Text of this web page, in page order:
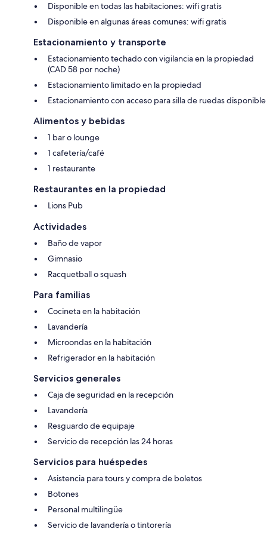
Disponible en todas las habitaciones: wifi gratis
Disponible en algunas áreas comunes: wifi gratis
Estacionamiento y transporte
Estacionamiento techado con vigilancia en la propiedad
(CAD 58 por noche)
Estacionamiento limitado en la propiedad
Estacionamiento con acceso para silla de ruedas disponible
Alimentos y bebidas
1 bar o lounge
1 cafetería/café
1 restaurante
Restaurantes en la propiedad
Lions Pub
Actividades
Baño de vapor
Gimnasio
Racquetball o squash
Para familias
Cocineta en la habitación
Lavandería
Microondas en la habitación
Refrigerador en la habitación
Servicios generales
Caja de seguridad en la recepción
Lavandería
Resguardo de equipaje
Servicio de recepción las 24 horas
Servicios para huéspedes
Asistencia para tours y compra de boletos
Botones
Personal multilingüe
Servicio de lavandería o tintorería